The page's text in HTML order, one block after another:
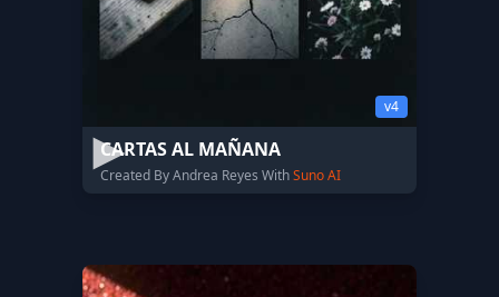
v4
CARTAS AL MAÑANA
Created By Andrea Reyes WithSuno AI